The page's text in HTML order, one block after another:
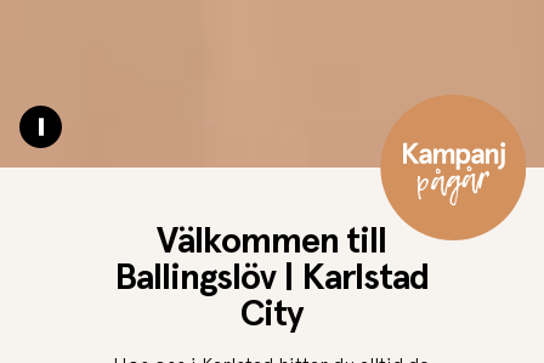
Pause video
Välkommen till
Ballingslöv | Karlstad
City